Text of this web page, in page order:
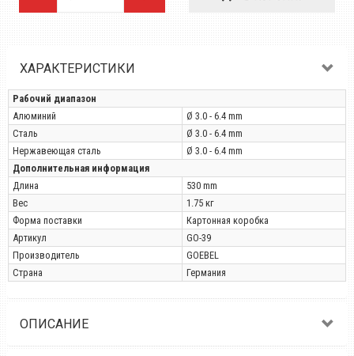
ХАРАКТЕРИСТИКИ
Рабочий диапазон
Алюминий
Ø 3.0 - 6.4 mm
Сталь
Ø 3.0 - 6.4 mm
Нержавеющая сталь
Ø 3.0 - 6.4 mm
Дополнительная информация
Длина
530 mm
Вес
1.75 кг
Форма поставки
Картонная коробка
Артикул
GO-39
Производитель
GOEBEL
Страна
Германия
ОПИСАНИЕ